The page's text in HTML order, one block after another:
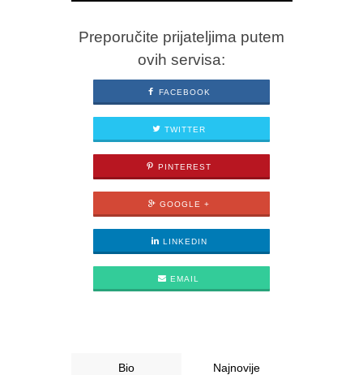
Preporučite prijateljima putem
ovih servisa:
FACEBOOK
TWITTER
PINTEREST
GOOGLE +
LINKEDIN
EMAIL
Bio Najnovije